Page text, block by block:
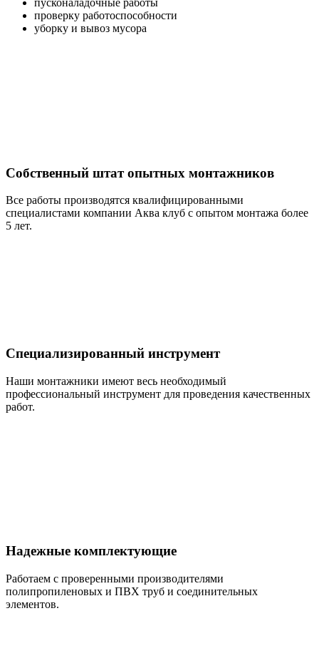
проверку работоспособности
уборку и вывоз мусора
Собственный штат опытных монтажников
Все работы производятся квалифицированными
специалистами компании Аква клуб с опытом монтажа более
5 лет.
Специализированный инструмент
Наши монтажники имеют весь необходимый
профессиональный инструмент для проведения качественных
работ.
Надежные комплектующие
Работаем с проверенными производителями
полипропиленовых и ПВХ труб и соединительных
элементов.